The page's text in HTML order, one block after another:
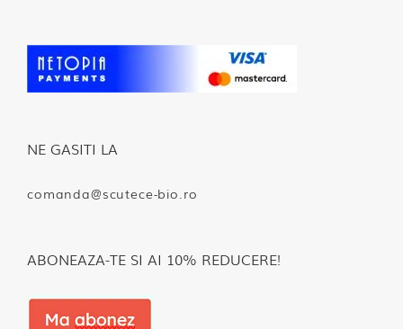
NE GASITI LA
comanda@scutece-bio.ro
ABONEAZA-TE SI AI 10% REDUCERE!